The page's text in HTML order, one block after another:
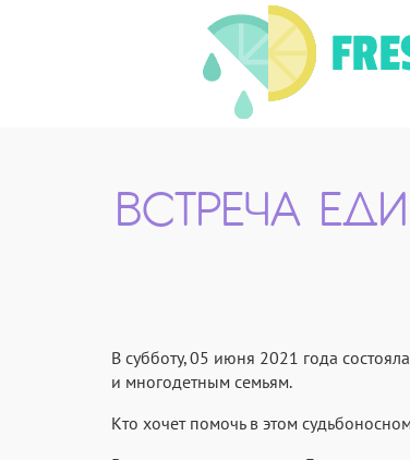
ВСТРЕЧА
В субботу, 05 июня 2021 года
и многодетным семьям.
Кто хочет помочь в этом